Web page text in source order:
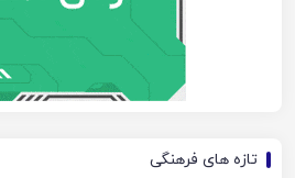
تازه های فرهنگی